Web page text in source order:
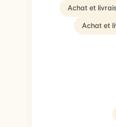
Achat et
Achat et